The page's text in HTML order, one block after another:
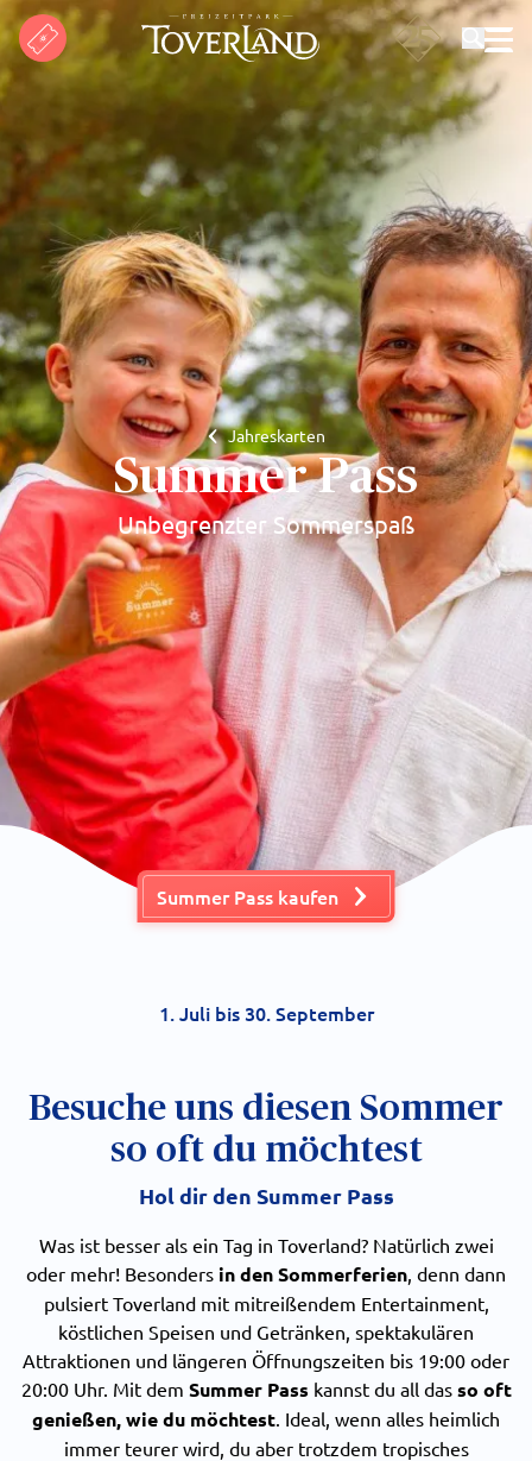
Suchen
Jahreskarten
Summer Pass
Unbegrenzter Sommerspaß
Summer Pass kaufen
1. Juli bis 30. September
Besuche uns diesen Sommer
so oft du möchtest
Hol dir den Summer Pass
Was ist besser als ein Tag in Toverland? Natürlich zwei
oder mehr! Besonders in den Sommerferien, denn dann
pulsiert Toverland mit mitreißendem Entertainment,
köstlichen Speisen und Getränken, spektakulären
Attraktionen und längeren Öffnungszeiten bis 19:00 oder
20:00 Uhr. Mit dem Summer Pass kannst du all das so oft
genießen, wie du möchtest. Ideal, wenn alles heimlich
immer teurer wird, du aber trotzdem tropisches